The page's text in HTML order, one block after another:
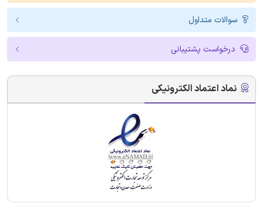
سوالات متداول
درخواست پشتیبانی
نماد اعتماد الکترونیکی